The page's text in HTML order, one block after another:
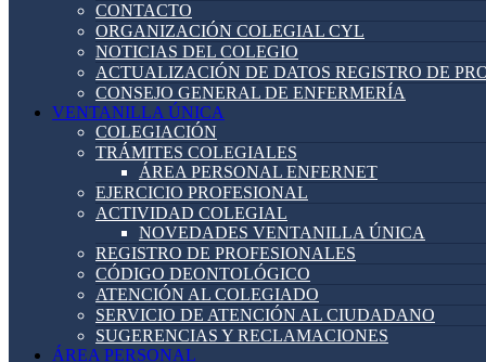
CONTACTO
ORGANIZACIÓN COLEGIAL CYL
NOTICIAS DEL COLEGIO
ACTUALIZACIÓN DE DATOS REGISTRO DE
CONSEJO GENERAL DE ENFERMERÍA
VENTANILLA ÚNICA
COLEGIACIÓN
TRÁMITES COLEGIALES
ÁREA PERSONAL ENFERNET
EJERCICIO PROFESIONAL
ACTIVIDAD COLEGIAL
NOVEDADES VENTANILLA ÚNICA
REGISTRO DE PROFESIONALES
CÓDIGO DEONTOLÓGICO
ATENCIÓN AL COLEGIADO
SERVICIO DE ATENCIÓN AL CIUDADANO
SUGERENCIAS Y RECLAMACIONES
ÁREA PERSONAL